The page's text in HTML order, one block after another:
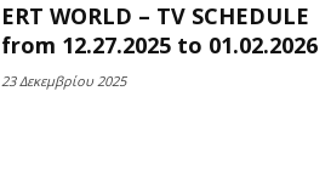
ERT WORLD – TV SCHEDULE
from 12.27.2025 to 01.02.2026
23 Δεκεμβρίου 2025